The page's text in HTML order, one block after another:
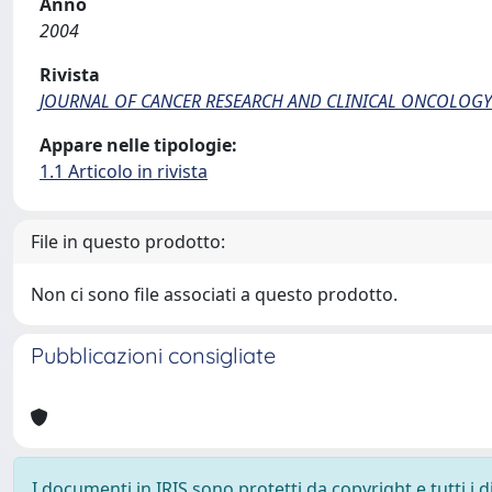
2004
Rivista
JOURNAL OF CANCER RESEARCH AND CLINICAL ONCOLOGY
Appare nelle tipologie:
1.1 Articolo in rivista
File in questo prodotto:
Non ci sono file associati a questo prodotto.
Pubblicazioni consigliate